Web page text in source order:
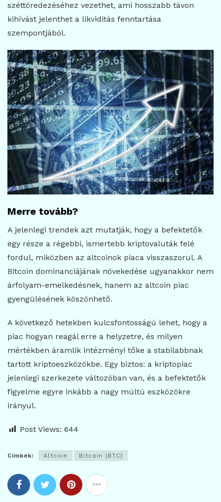
széttöredezéséhez vezethet, ami hosszabb távon
kihívást jelenthet a likviditás fenntartása
szempontjából.
Merre tovább?
A jelenlegi trendek azt mutatják, hogy a befektetők
egy része a régebbi, ismertebb kriptovaluták felé
fordul, miközben az altcoinok piaca visszaszorul. A
Bitcoin dominanciájának növekedése ugyanakkor nem
árfolyam-emelkedésnek, hanem az altcoin piac
gyengülésének köszönhető.
A következő hetekben kulcsfontosságú lehet, hogy a
piac hogyan reagál erre a helyzetre, és milyen
mértékben áramlik intézményi tőke a stabilabbnak
tartott kriptoeszközökbe. Egy biztos: a kriptopiac
jelenlegi szerkezete változóban van, és a befektetők
figyelme egyre inkább a nagy múltú eszközökre
irányul.
Post Views: 644
Címkék: Altcoin Bitcoin (BTC)